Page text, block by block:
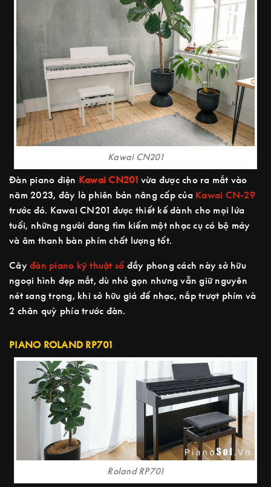
Kawai CN201
Đàn piano điện Kawai CN201 vừa được cho ra mắt vào
năm 2023, đây là phiên bản nâng cấp của Kawai CN-29
trước đó. Kawai CN201 được thiết kế dành cho mọi lứa
tuổi, những người đang tìm kiếm một nhạc cụ có bộ máy
và âm thanh bàn phím chất lượng tốt.
Cây đàn piano kỹ thuật số đầy phong cách này sở hữu
ngoại hình đẹp mắt, dù nhỏ gọn nhưng vẫn giữ nguyên
nét sang trọng, khi sở hữu giá để nhạc, nắp trượt phím và
2 chân quỳ phía trước đàn.
PIANO ROLAND RP701
Roland RP701